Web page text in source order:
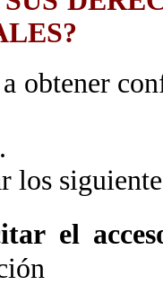
obtener
los
el